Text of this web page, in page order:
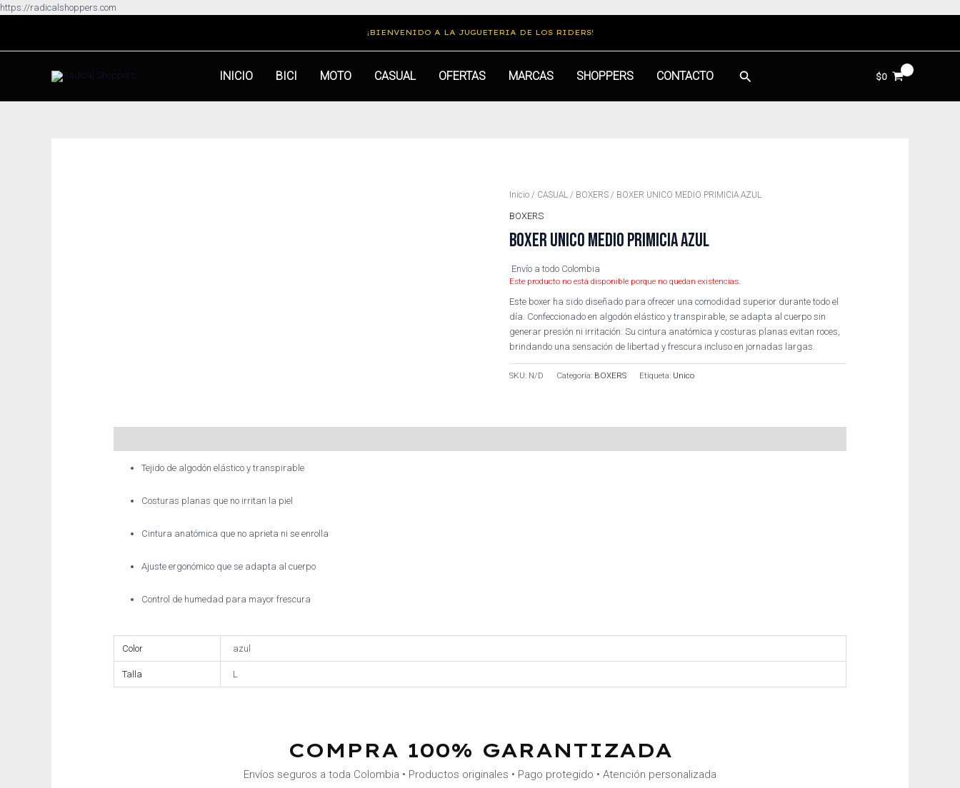
https://radicalshoppers.com
¡BIENVENIDO A LA JUGUETERIA DE LOS RIDERS!
INICIO BICI MOTO CASUAL OFERTAS MARCAS SHOPPERS CONTACTO Buscar $0
Inicio / CASUAL / BOXERS / BOXER UNICO MEDIO PRIMICIA AZUL
BOXERS
BOXER UNICO MEDIO PRIMICIA AZUL
Envío a todo Colombia
Este producto no está disponible porque no quedan existencias.
Este boxer ha sido diseñado para ofrecer una comodidad superior durante todo el
día. Confeccionado en algodón elástico y transpirable, se adapta al cuerpo sin
generar presión ni irritación. Su cintura anatómica y costuras planas evitan roces,
brindando una sensación de libertad y frescura incluso en jornadas largas.
SKU: N/D Categoría: BOXERS Etiqueta: Unico
Tejido de algodón elástico y transpirable
Costuras planas que no irritan la piel
Cintura anatómica que no aprieta ni se enrolla
Ajuste ergonómico que se adapta al cuerpo
Control de humedad para mayor frescura
Color azul
Talla L
COMPRA 100% GARANTIZADA
Envíos seguros a toda Colombia • Productos originales • Pago protegido • Atención personalizada